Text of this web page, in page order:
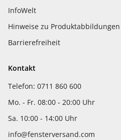
InfoWelt
Hinweise zu Produktabbildungen
Barrierefreiheit
Kontakt
Telefon: 0711 860 600
Mo. - Fr. 08:00 - 20:00 Uhr
Sa. 10:00 - 14:00 Uhr
info@fensterversand.com